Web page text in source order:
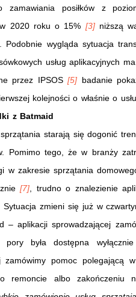
posiłków z
w 2020 roku o 15% [3]niższą
Podobnie wygląda sytuacja
usług aplikacyjnych
przez IPSOS[5] badanie
kolejności o właśnie o
z Batmaid
starają się dogonić
Pomimo tego, że w branży
w zakresie sprzątania
[7] , trudno o znalezienie
Sytuacja zmieni się już w
– aplikacji sprowadzającej
była dostępna
zamówimy pomoc polegającą
remoncie albo zakończeniu